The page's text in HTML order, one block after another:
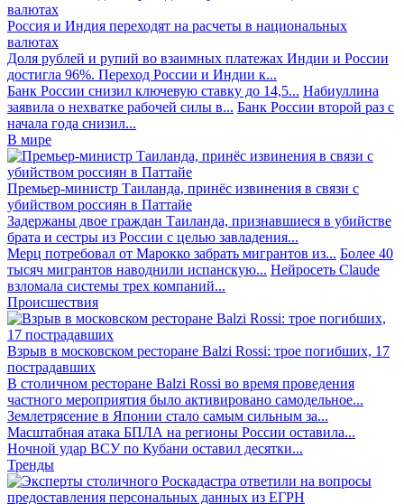
Россия и Индия переходят на расчеты в национальных
валютах
Доля рублей и рупий во взаимных платежах Индии и России
достигла 96%. Переход России и Индии к...
Банк России снизил ключевую ставку до 14,5... Набиуллина
заявила о нехватке рабочей силы в... Банк России второй раз с
начала года снизил...
В мире
Премьер-министр Таиланда, принёс извинения в связи с
убийством россиян в Паттайе
Задержаны двое граждан Таиланда, признавшиеся в убийстве
брата и сестры из России с целью завладения...
Мерц потребовал от Марокко забрать мигрантов из... Более 40
тысяч мигрантов наводнили испанскую... Нейросеть Claude
взломала системы трех компаний...
Происшествия
Взрыв в московском ресторане Balzi Rossi: трое погибших, 17
пострадавших
В столичном ресторане Balzi Rossi во время проведения
частного мероприятия было активировано самодельное...
Землетрясение в Японии стало самым сильным за...
Масштабная атака БПЛА на регионы России оставила...
Ночной удар ВСУ по Кубани оставил десятки...
Тренды